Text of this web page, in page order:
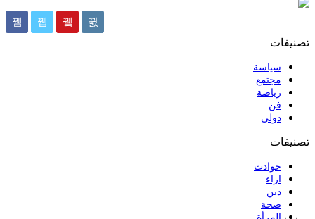
تصنيفات
سياسة
مجتمع
رياضة
فن
دولي
تصنيفات
حوادث
اراء
دين
صحة